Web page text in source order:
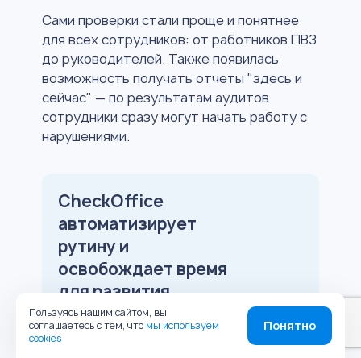
Сами проверки стали проще и понятнее
для всех сотрудников: от работников ПВЗ
до руководителей. Также появилась
возможность получать отчеты "здесь и
сейчас" — по результатам аудитов
сотрудники сразу могут начать работу с
нарушениями.
CheckOffice
автоматизирует
рутину и
освобождает время
для развития
бизнеса
Пользуясь нашим сайтом, вы
соглашаетесь с тем, что мы используем
cookies
Понятно